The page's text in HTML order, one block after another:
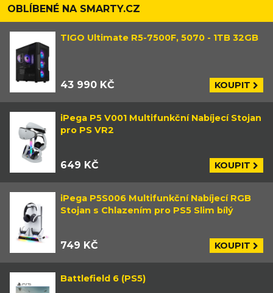
OBLÍBENÉ NA SMARTY.CZ
TIGO Ultimate R5-7500F, 5070 - 1TB 32GB
43 990 KČ KOUPIT
iPega P5 V001 Multifunkční Nabíjecí Stojan
pro PS VR2
649 KČ KOUPIT
iPega P5S006 Multifunkční Nabíjecí RGB
Stojan s Chlazením pro PS5 Slim bílý
749 KČ KOUPIT
Battlefield 6 (PS5)